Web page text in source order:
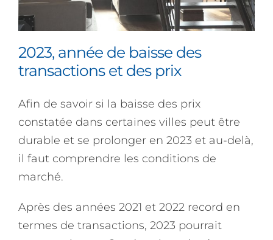
2023, année de baisse des
transactions et des prix
Afin de savoir si la baisse des prix
constatée dans certaines villes peut être
durable et se prolonger en 2023 et au-delà,
il faut comprendre les conditions de
marché.
Après des années 2021 et 2022 record en
termes de transactions, 2023 pourrait